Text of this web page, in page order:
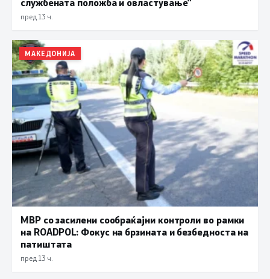
пред 13 ч.
МАКЕДОНИЈА
МВР со засилени сообраќајни контроли во рамки
на ROADPOL: Фокус на брзината и безбедноста на
патиштата
пред 13 ч.